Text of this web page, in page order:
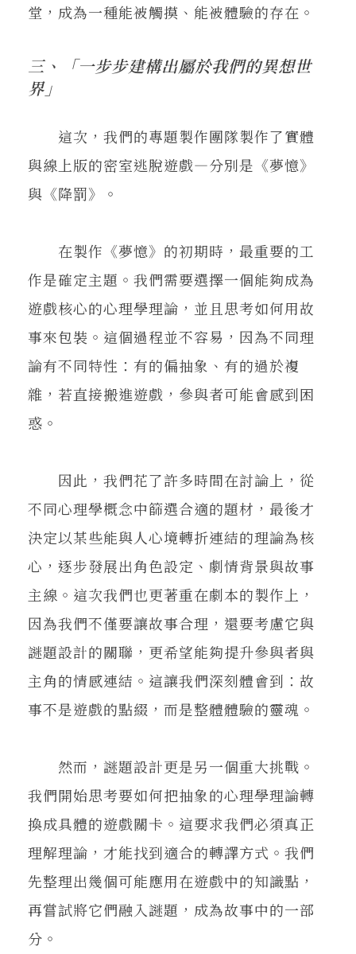
堂，成為一種能被觸摸、能被體驗的存在。
三、「一步步建構出屬於我們的異想世
界」
這次，我們的專題製作團隊製作了實體
與線上版的密室逃脫遊戲—分別是《夢憶》
與《降罰》。
在製作《夢憶》的初期時，最重要的工
作是確定主題。我們需要選擇一個能夠成為
遊戲核心的心理學理論，並且思考如何用故
事來包裝。這個過程並不容易，因為不同理
論有不同特性：有的偏抽象、有的過於複
雜，若直接搬進遊戲，參與者可能會感到困
惑。
因此，我們花了許多時間在討論上，從
不同心理學概念中篩選合適的題材，最後才
決定以某些能與人心境轉折連結的理論為核
心，逐步發展出角色設定、劇情背景與故事
主線。這次我們也更著重在劇本的製作上，
因為我們不僅要讓故事合理，還要考慮它與
謎題設計的關聯，更希望能夠提升參與者與
主角的情感連結。這讓我們深刻體會到：故
事不是遊戲的點綴，而是整體體驗的靈魂。
然而，謎題設計更是另一個重大挑戰。
我們開始思考要如何把抽象的心理學理論轉
換成具體的遊戲關卡。這要求我們必須真正
理解理論，才能找到適合的轉譯方式。我們
先整理出幾個可能應用在遊戲中的知識點，
再嘗試將它們融入謎題，成為故事中的一部
分。